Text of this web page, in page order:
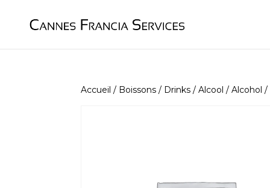
Accueil / Boissons / Drinks /Alcool / Alcohol /